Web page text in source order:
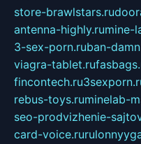
store-brawlstars.ru
antenna-highly.rumine-
3-sex-porn.ruban-
viagra-tablet.ru
fincontech.ru
rebus-toys.ruminelab-
seo-prodvizhenie-
card-voice.ru